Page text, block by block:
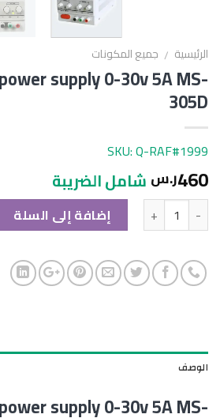
الرئيسية / جميع المكونات
supply 0-30v 5A MS-
305D
SKU: Q-RAF#1999
460ر.س شامل الضريبة
الكمية إضافة إلى السلة
الوصف
supply 0-30v 5A MS-